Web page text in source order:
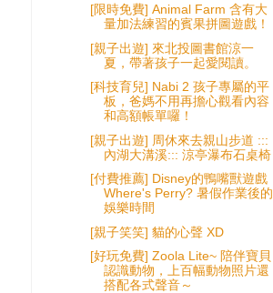
[限時免費] Animal Farm 含有大
量加法練習的賓果拼圖遊戲！
[親子出遊] 來北投圖書館涼一
夏，帶著孩子一起愛閱讀。
[科技育兒] Nabi 2 孩子專屬的平
板，爸媽不用再擔心觀看內容
和高額帳單囉！
[親子出遊] 周休來去親山步道 :::
內湖大溝溪::: 涼亭瀑布石桌椅
[付費推薦] Disney的鴨嘴獸遊戲
Where's Perry? 暑假作業後的
娛樂時間
[親子笑笑] 貓的心聲 XD
[好玩免費] Zoola Lite~ 陪伴寶貝
認識動物，上百幅動物照片還
搭配各式聲音～